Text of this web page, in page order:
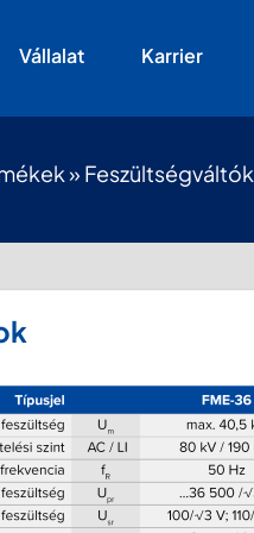
Vállalat Karrier
» Feszültségváltók